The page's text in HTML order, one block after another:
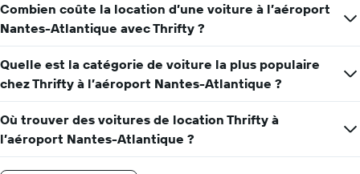
voiture
de
location
pour
une
journée
Combien coûte la location d’une voiture à l’aéroport
Nantes-Atlantique avec Thrifty ?
Quelle est la catégorie de voiture la plus populaire
chez Thrifty à l’aéroport Nantes-Atlantique ?
Où trouver des voitures de location Thrifty à
l’aéroport Nantes-Atlantique ?